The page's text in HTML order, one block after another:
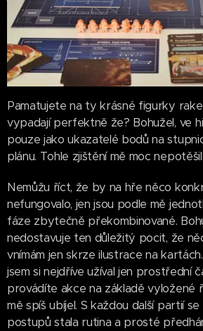
Pamatujete na ty krásné figurky
vypadají perfektně že? Bohužel, ve
pouze jako ukazatelé bodů na
plánu. Tohle zjištění mě moc
Nemůžu říct, že by na hře něco
nefungovalo, jen jsou podle mě
fáze zbytečně překombinované.
nedostavuje ten důležitý pocit, že
vnímám jen skrze ilustrace na
jsem si nejdříve užíval jen prostřední
provádíte akce na základě vyložené
mě spíš ubíjel. S každou další partií
postupů stala rutina a prosté